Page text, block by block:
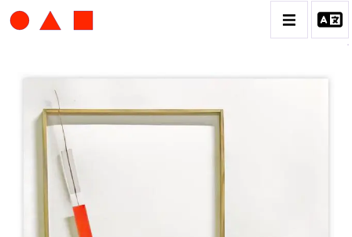
ALBERT CHUBAC
BIOGRAPHIE
CATALOGUE DES OEUVRES